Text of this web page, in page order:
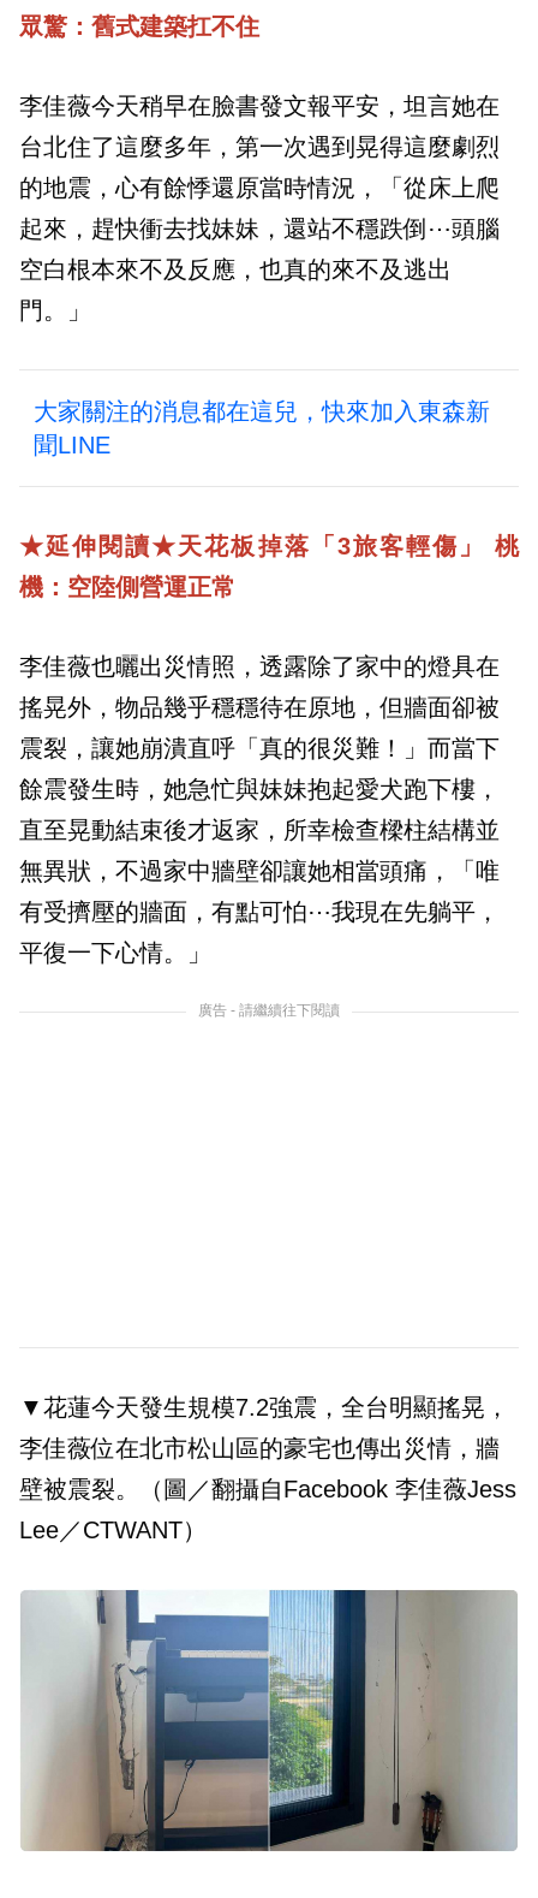
眾驚：舊式建築扛不住
李佳薇今天稍早在臉書發文報平安，坦言她在
台北住了這麼多年，第一次遇到晃得這麼劇烈
的地震，心有餘悸還原當時情況，「從床上爬
起來，趕快衝去找妹妹，還站不穩跌倒⋯頭腦
空白根本來不及反應，也真的來不及逃出
門。」
大家關注的消息都在這兒，快來加入東森新
聞LINE
★延伸閱讀★天花板掉落「3旅客輕傷」 桃
機：空陸側營運正常
李佳薇也曬出災情照，透露除了家中的燈具在
搖晃外，物品幾乎穩穩待在原地，但牆面卻被
震裂，讓她崩潰直呼「真的很災難！」而當下
餘震發生時，她急忙與妹妹抱起愛犬跑下樓，
直至晃動結束後才返家，所幸檢查樑柱結構並
無異狀，不過家中牆壁卻讓她相當頭痛，「唯
有受擠壓的牆面，有點可怕⋯我現在先躺平，
平復一下心情。」
廣告 - 請繼續往下閱讀
▼花蓮今天發生規模7.2強震，全台明顯搖晃，
李佳薇位在北市松山區的豪宅也傳出災情，牆
壁被震裂。（圖／翻攝自Facebook 李佳薇Jess
Lee／CTWANT）